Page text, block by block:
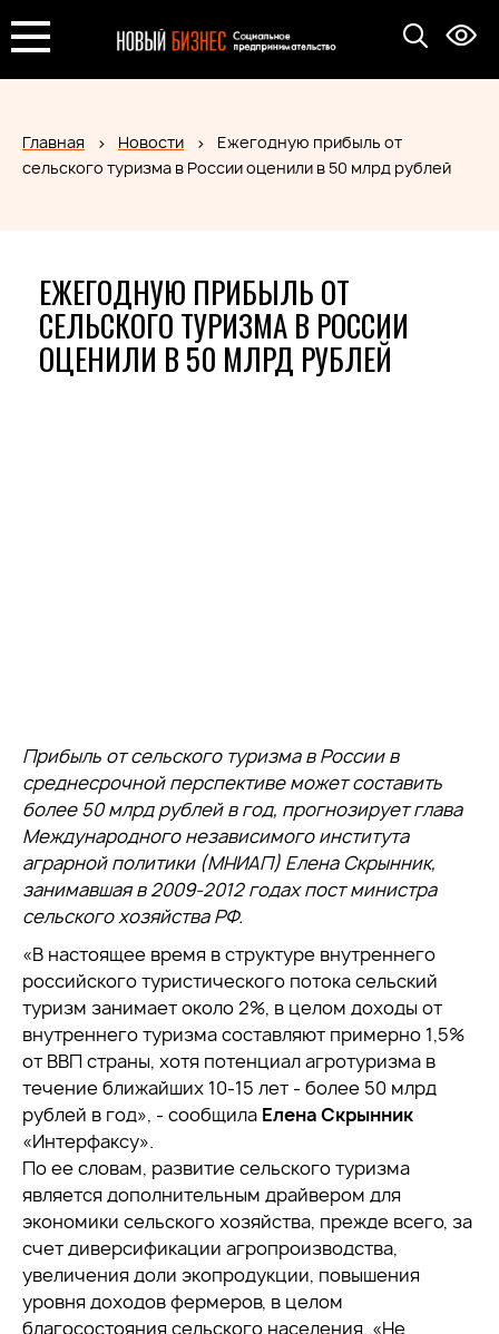
Главная Новости
Ежегодную прибыль от
сельского туризма в России оценили в 50 млрд рублей
ЕЖЕГОДНУЮ ПРИБЫЛЬ ОТ
СЕЛЬСКОГО ТУРИЗМА В РОССИИ
ОЦЕНИЛИ В 50 МЛРД РУБЛЕЙ
Прибыль от сельского туризма в России в
среднесрочной перспективе может составить
более 50 млрд рублей в год, прогнозирует глава
Международного независимого института
аграрной политики (МНИАП) Елена Скрынник,
занимавшая в 2009-2012 годах пост министра
сельского хозяйства РФ.
«В настоящее время в структуре внутреннего
российского туристического потока сельский
туризм занимает около 2%, в целом доходы от
внутреннего туризма составляют примерно 1,5%
от ВВП страны, хотя потенциал агротуризма в
течение ближайших 10-15 лет - более 50 млрд
рублей в год», - сообщила Елена Скрынник
«Интерфаксу».
По ее словам, развитие сельского туризма
является дополнительным драйвером для
экономики сельского хозяйства, прежде всего, за
счет диверсификации агропроизводства,
увеличения доли экопродукции, повышения
уровня доходов фермеров, в целом
благосостояния сельского населения. «Не